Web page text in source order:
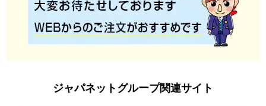
（埼玉県 30代
ジャパネットグループ関連サイト